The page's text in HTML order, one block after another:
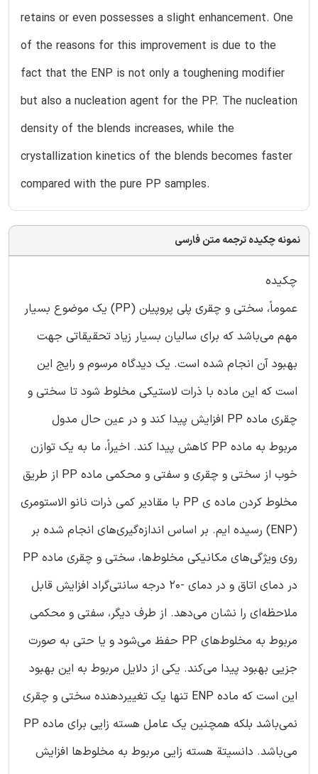
retains or even possesses a slight enhancement. One
of the reasons for this improvement is due to the
fact that the ENP is not only a toughening modifier
but also a nucleation agent for the PP. The nucleation
density of the blends increases, while the
crystallization kinetics of the blends becomes faster
compared with the pure PP samples.
نمونه چکیده ترجمه متن فارسی
چکیده
عموماً، سختی و چقری پلی پروپیلن (PP) یک موضوع بسیار
مهم می‌باشد که برای سالیان بسیار زیاد تحقیقاتی جهت
بهبود آن انجام شده است. یک دیدگاه مرسوم و رایج این
است که این ماده با ذرات لاستیکی مخلوط شود تا سختی و
چقری ماده PP افزایش پیدا کند و در عین حال مدول
مربوط به ماده PP کاهش پیدا ‌کند. اخیراً، ما به یک توازن
خوب از سختی و چقری و سفتی و محکمی ماده PP از طریق
مخلوط کردن ماده‌ ی PP با مقادیر کمی ذرات نانو الاستومری
(ENP) رسیده ایم. بر اساس اندازه‌گیری‌های انجام شده بر
روی ویژگی‌های مکانیکی مخلوط‌ها، سختی و چقری ماده PP
در دمای اتاق و در دمای -20 درجه سانتی‌گراد افزایش قابل
ملاحظه‌ای را نشان می‌دهد. از طرف دیگر، سفتی و محکمی
مربوط به مخلوط‌های PP حفظ می‌شود و یا حتی به صورت
جزیی بهبود پیدا می‌کند. یکی از دلایل مربوط به این بهبود
این است که ماده ENP تنها یک تغییردهنده سختی و چقری
نمی‌باشد بلکه همچنین یک عامل هسته زایی برای ماده PP
می‌باشد. دانسیتة هسته زایی مربوط به مخلوط‌ها افزایش